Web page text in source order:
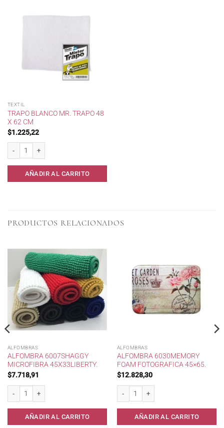
TEXTIL
TRAPO BLANCO MR. TRAPO 48
X 62 CM
$1.225,22
Trapo blanco Mr. Trapo 48 x 62 cm cantidad
AÑADIR AL CARRITO
PRODUCTOS RELACIONADOS
ALFOMBRAS
ALFOMBRA 6007SHAGGY
MICROFIBRA 45X33LIBERTY.
$7.718,91
Alfombra 6007Shaggy Microfibra 45x33Liberty. cantidad
AÑADIR AL CARRITO
ALFOMBRAS
ALFOMBRA 6030MEMORY
FOAM FOTOGRAFICA 45×65.
$12.828,30
Alfombra 6030Memory Foam
AÑADIR AL CARRITO
cantidad